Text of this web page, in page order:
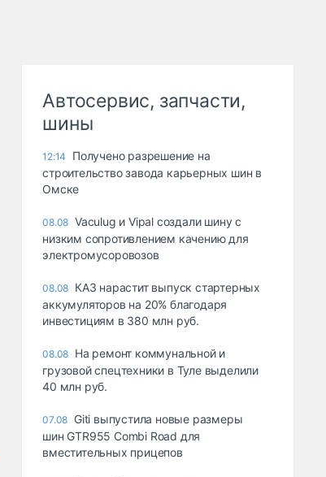
Автосервис, запчасти,
шины
12:14
Получено разрешение на
строительство завода карьерных шин в
Омске
08.08 Vaculug и Vipal создали шину с
низким сопротивлением качению для
электромусоровозов
08.08 КАЗ нарастит выпуск стартерных
аккумуляторов на 20% благодаря
инвестициям в 380 млн руб.
08.08 На ремонт коммунальной и
грузовой спецтехники в Туле выделили
40 млн руб.
07.08 Giti выпустила новые размеры
шин GTR955 Combi Road для
вместительных прицепов